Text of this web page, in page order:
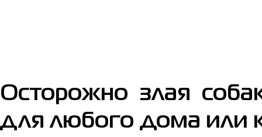
Осторожно злая
для любого дома или